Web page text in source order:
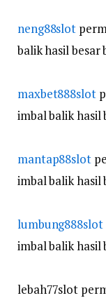
neng88slot
balik hasil besar
maxbet888slot
imbal balik hasil
mantap88slot
imbal balik hasil
lumbung888slot
imbal balik hasil
lebah77slot